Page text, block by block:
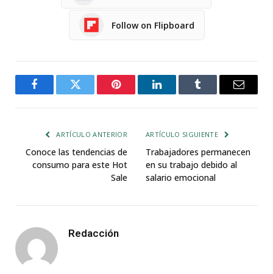
Follow on Flipboard
FacebookTwitter Pinterest LinkedInTumblr Email
ARTÍCULO ANTERIOR
Conoce las tendencias de
consumo para este Hot
Sale
ARTÍCULO SIGUIENTE
Trabajadores permanecen
en su trabajo debido al
salario emocional
Redacción